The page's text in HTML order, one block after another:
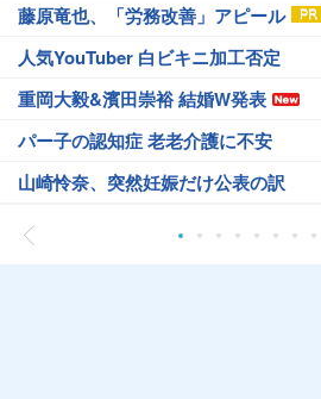
藤原竜也、「労務改善」アピール
人気YouTuber 白ビキニ加工否定
重岡大毅&濱田崇裕 結婚W発表
パー子の認知症 老老介護に不安
山崎怜奈、突然妊娠だけ公表の訳